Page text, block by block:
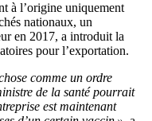
à l’origine uniquement
nationaux, un
en 2017, a introduit la
pour l’exportation.
comme un ordre
de la santé pourrait
est maintenant